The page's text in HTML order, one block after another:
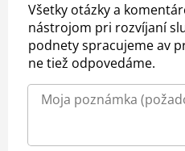
Všetky otázky a
nástrojom pri rozvíjaní
podnety spracujeme av
ne tiež odpovedáme.